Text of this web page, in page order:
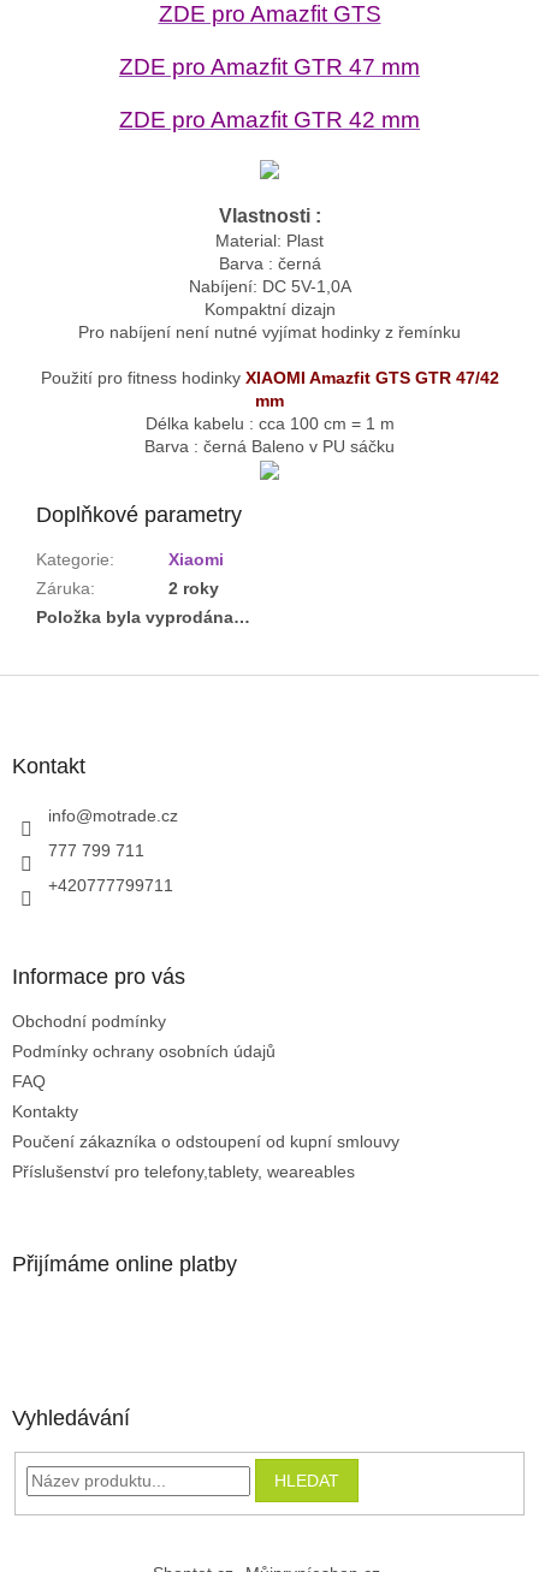
ZDE pro Amazfit GTS
ZDE pro Amazfit GTR 47 mm
ZDE pro Amazfit GTR 42 mm
Vlastnosti :
Material: Plast
Barva : černá
Nabíjení: DC 5V-1,0A
Kompaktní dizajn
Pro nabíjení není nutné vyjímat hodinky z řemínku
Použití pro fitness hodinky XIAOMI Amazfit GTS GTR 47/42
mm
Délka kabelu : cca 100 cm = 1 m
Barva : černá Baleno v PU sáčku
Doplňkové parametry
Kategorie:
Xiaomi
Záruka:
2 roky
Položka byla vyprodána…
Kontakt
info@motrade.cz
777 799 711
+420777799711
Informace pro vás
Obchodní podmínky
Podmínky ochrany osobních údajů
FAQ
Kontakty
Poučení zákazníka o odstoupení od kupní smlouvy
Příslušenství pro telefony,tablety, weareables
Přijímáme online platby
Vyhledávání
HLEDAT